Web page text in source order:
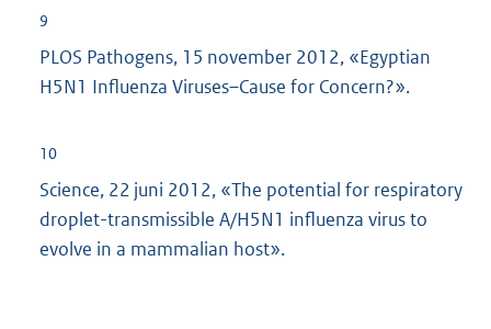
:
9
PLOS Pathogens, 15 november 2012, «Egyptian
H5N1 Influenza Viruses–Cause for Concern?».
10
Science, 22 juni 2012, «The potential for respiratory
droplet-transmissible A/H5N1 influenza virus to
evolve in a mammalian host».